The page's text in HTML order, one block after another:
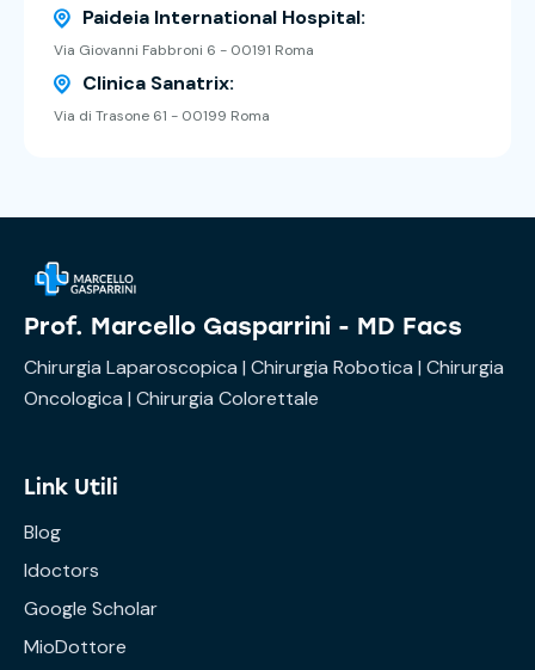
Paideia International Hospital:
Via Giovanni Fabbroni 6 - 00191 Roma
Clinica Sanatrix:
Via di Trasone 61 - 00199 Roma
Prof. Marcello Gasparrini - MD Facs
Chirurgia Laparoscopica | Chirurgia Robotica | Chirurgia
Oncologica | Chirurgia Colorettale
Link Utili
Blog
Idoctors
Google Scholar
MioDottore